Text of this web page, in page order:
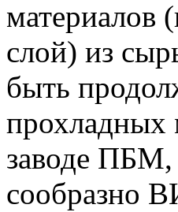
материалов
слой) из
быть
прохладных
заводе ПБМ,
сообразно